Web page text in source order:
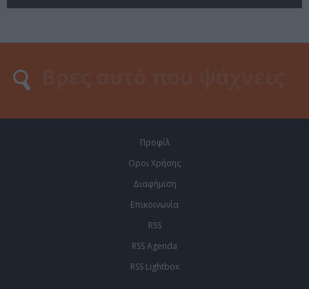
Προφίλ
Οροι Χρήσης
Διαφήμιση
Επικοινωνία
RSS
RSS Agenda
RSS Lightbox